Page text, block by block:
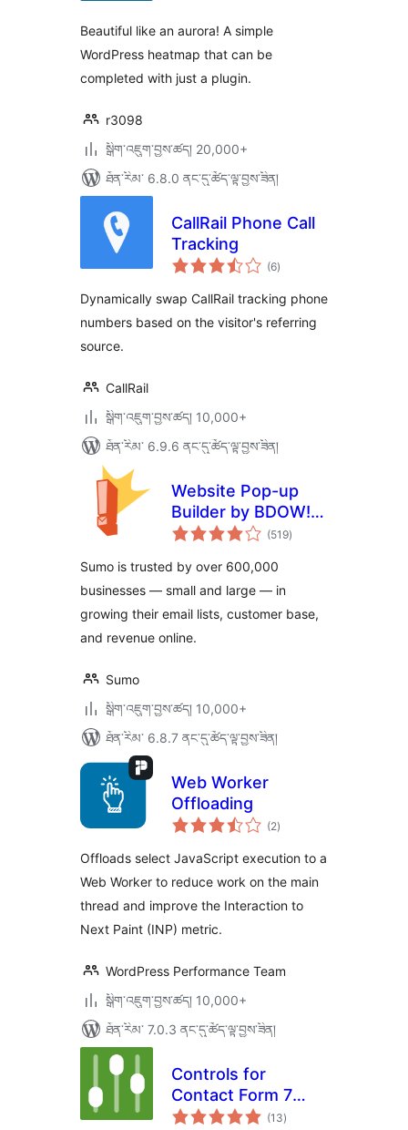
Beautiful like an aurora! A simple
WordPress heatmap that can be
completed with just a plugin.
r3098
སྒྲིག་འཇུག་བྱས་ཚད། 20,000+
ཐོན་རིམ་ 6.8.0 ནང་དུ་ཚོད་ལྟ་བྱས་ཟིན།
CallRail Phone Call
Tracking
(6གདེང་
འཇོག་
ཚང་།
)
Dynamically swap CallRail tracking phone
numbers based on the visitor's referring
source.
CallRail
སྒྲིག་འཇུག་བྱས་ཚད། 10,000+
ཐོན་རིམ་ 6.9.6 ནང་དུ་ཚོད་ལྟ་བྱས་ཟིན།
Website Pop-up
Builder by BDOW!
(formerly Sumo):
for email opt-ins
and lead generation
(519གདེང་
འཇོག་
)
Sumo is trusted by over 600,000
businesses — small and large — in
growing their email lists, customer base,
and revenue online.
Sumo
སྒྲིག་འཇུག་བྱས་ཚད། 10,000+
ཐོན་རིམ་ 6.8.7 ནང་དུ་ཚོད་ལྟ་བྱས་ཟིན།
Web Worker
Offloading
(2གདེང་
འཇོག་
ཚང་།
)
Offloads select JavaScript execution to a
Web Worker to reduce work on the main
thread and improve the Interaction to
Next Paint (INP) metric.
WordPress Performance Team
སྒྲིག་འཇུག་བྱས་ཚད། 10,000+
ཐོན་རིམ་ 7.0.3 ནང་དུ་ཚོད་ལྟ་བྱས་ཟིན།
Controls for
Contact Form 7
(Redirects,
(13གདེང་
འཇོག་
)